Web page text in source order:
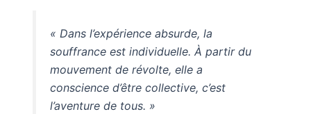
« Dans l’expérience absurde, la
souffrance est individuelle. À partir du
mouvement de révolte, elle a
conscience d’être collective, c’est
l’aventure de tous. »